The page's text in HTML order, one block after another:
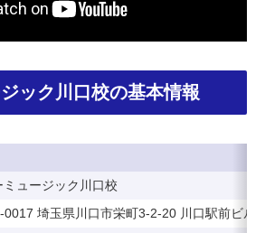
ック川口校の基本情報
ミュージック川口校
0017 埼玉県川口市栄町3-2-20 川口駅前ビル